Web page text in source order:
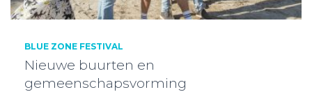
BLUE ZONE FESTIVAL
Nieuwe buurten en
gemeenschapsvorming